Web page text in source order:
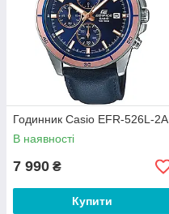
Годинник Casio EFR-526L-2A
В наявності
7 990 ₴
Купити